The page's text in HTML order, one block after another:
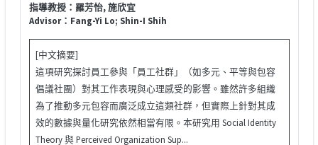
指導教授：羅芳怡, 施欣宜
Advisor：Fang-Yi Lo; Shin-I Shih
[中文摘要]
這項研究探討員工參與「員工社群」（如多元、平等與包容
倡議社團）對其工作表現與心理感受的影響。雖然許多組織
為了推動多元包容而廣泛成立這類社群，但實際上針對其成
效的數據與量化研究依然相當有限。本研究用 Social Identity
Theory 與 Perceived Organization Sup...